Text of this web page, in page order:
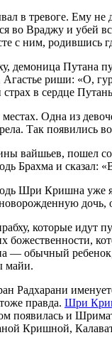
в тревоге. Ему не
Враджу и убей
с ним, родившись
демоница Путана
Агастье риши: «О,
в сердце
Одна из
Так
вайшьев, пошел
Брахма и сказал:
Шри Кришна уже
которые идут
божественности,
обычный
майи.
Радхарани
правда. Шри
появилась и
Кришной,